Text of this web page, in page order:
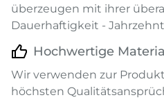
überzeugen mit ihrer
Dauerhaftigkeit -
Hochwertige
Wir verwenden zur
höchsten